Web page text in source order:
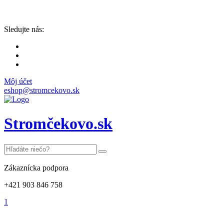
Sledujte nás:
Môj účet
eshop@stromcekovo.sk
Stromčekovo.sk
Zákaznícka podpora
+421 903 846 758
1